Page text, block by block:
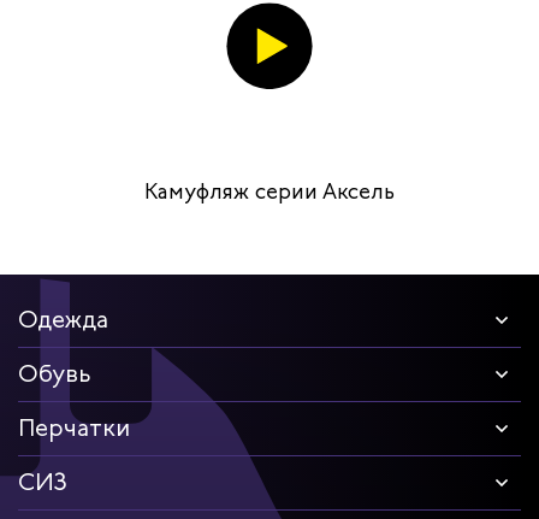
Камуфляж серии Аксель
Одежда
Обувь
Перчатки
СИЗ